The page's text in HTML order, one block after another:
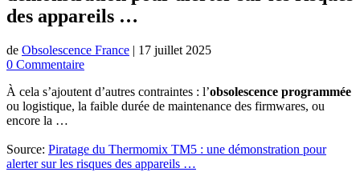
des appareils …
de Obsolescence France | 17 juillet 2025
0 Commentaire
À cela s’ajoutent d’autres contraintes : l’obsolescence programmée
ou logistique, la faible durée de maintenance des firmwares, ou
encore la …
Source: Piratage du Thermomix TM5 : une démonstration pour
alerter sur les risques des appareils …